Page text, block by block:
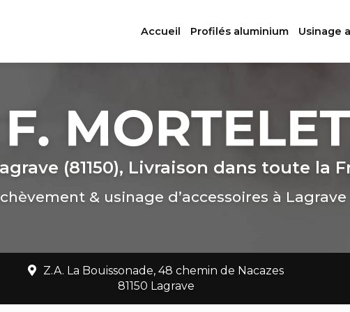
Accueil Profilés aluminium Usinage
(81150), Livraison dans toute la
& usinage d’accessoires à Lagrave
Z.A. La Bouissonade, 48 chemin de Nacazes
81150 Lagrave